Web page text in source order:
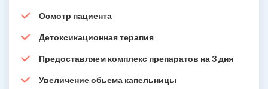
Осмотр пациента
Детоксикационная терапия
Предоставляем комплекс препаратов на 3 дня
Увеличение обьема капельницы